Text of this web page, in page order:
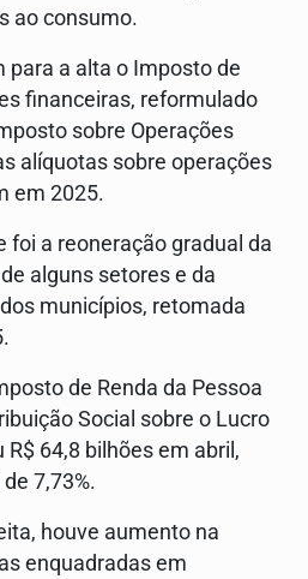
ao consumo.
a alta o Imposto de
financeiras, reformulado
sobre Operações
alíquotas sobre operações
em 2025.
foi a reoneração gradual da
alguns setores e da
municípios, retomada
de Renda da Pessoa
Social sobre o Lucro
64,8 bilhões em abril,
7,73%.
houve aumento na
enquadradas em